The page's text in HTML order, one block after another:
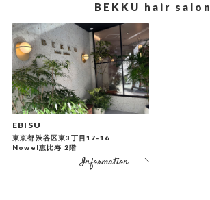
BEKKU hair salon
EBISU
東京都渋谷区東3丁目17-16
Nowel恵比寿 2階
Information